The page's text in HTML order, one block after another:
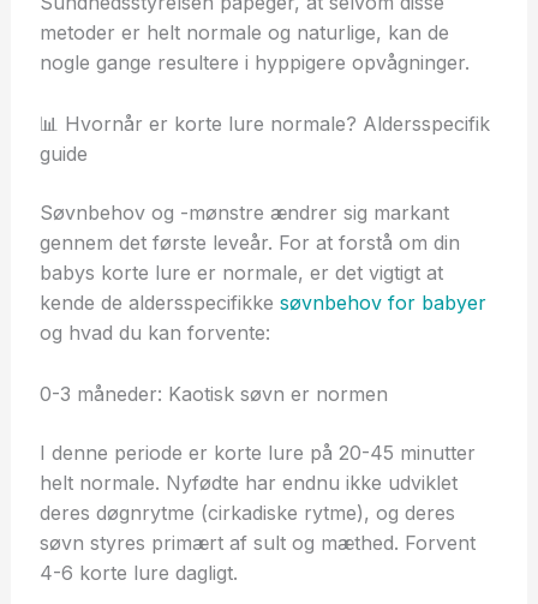
metoder er helt normale og naturlige, kan de
nogle gange resultere i hyppigere opvågninger.
📊 Hvornår er korte lure normale? Aldersspecifik
guide
Søvnbehov og -mønstre ændrer sig markant
gennem det første leveår. For at forstå om din
babys korte lure er normale, er det vigtigt at
kende de aldersspecifikke søvnbehov for babyer
og hvad du kan forvente:
0-3 måneder: Kaotisk søvn er normen
I denne periode er korte lure på 20-45 minutter
helt normale. Nyfødte har endnu ikke udviklet
deres døgnrytme (cirkadiske rytme), og deres
søvn styres primært af sult og mæthed. Forvent
4-6 korte lure dagligt.